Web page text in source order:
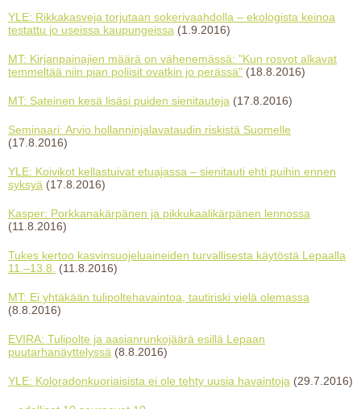
YLE: Rikkakasveja torjutaan sokerivaahdolla – ekologista keinoa
testattu jo useissa kaupungeissa (1.9.2016)
MT: Kirjanpainajien määrä on vähenemässä: "Kun rosvot alkavat
temmeltää niin pian poliisit ovatkin jo perässä" (18.8.2016)
MT: Sateinen kesä lisäsi puiden sienitauteja (17.8.2016)
Seminaari: Arvio hollanninjalavataudin riskistä Suomelle
(17.8.2016)
YLE: Koivikot kellastuivat etuajassa – sienitauti ehti puihin ennen
syksyä (17.8.2016)
Kasper: Porkkanakärpänen ja pikkukaalikärpänen lennossa
(11.8.2016)
Tukes kertoo kasvinsuojeluaineiden turvallisesta käytöstä Lepaalla
11.–13.8.
(11.8.2016)
MT: Ei yhtäkään tulipoltehavaintoa, tautiriski vielä olemassa
(8.8.2016)
EVIRA: Tulipolte ja aasianrunkojäärä esillä Lepaan
puutarhanäyttelyssä (8.8.2016)
YLE: Koloradonkuoriaisista ei ole tehty uusia havaintoja (29.7.2016)